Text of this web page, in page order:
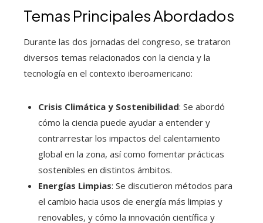
Temas Principales Abordados
Durante las dos jornadas del congreso, se trataron
diversos temas relacionados con la ciencia y la
tecnología en el contexto iberoamericano:
Crisis Climática y Sostenibilidad: Se abordó
cómo la ciencia puede ayudar a entender y
contrarrestar los impactos del calentamiento
global en la zona, así como fomentar prácticas
sostenibles en distintos ámbitos.
Energías Limpias: Se discutieron métodos para
el cambio hacia usos de energía más limpias y
renovables, y cómo la innovación científica y